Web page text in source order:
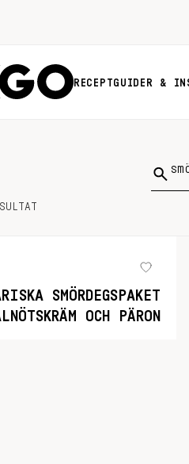
RECEPTGUIDER &
Sök
SMÖRDEGSPAKET
OCH PÄRON